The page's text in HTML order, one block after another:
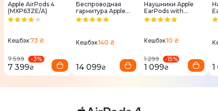
Apple AirPods 4
(MXP63ZE/A)
Кешбэк73 ₴
7 599 -3%
7 399₴
Беcпроводная
гарнитура Apple
AirPods Pro 3
Кешбэк140 ₴
14 099₴
Наушники Apple
EarPods with
Lightning
Connector
Кешбэк10 ₴
1 299 -15%
1 099₴